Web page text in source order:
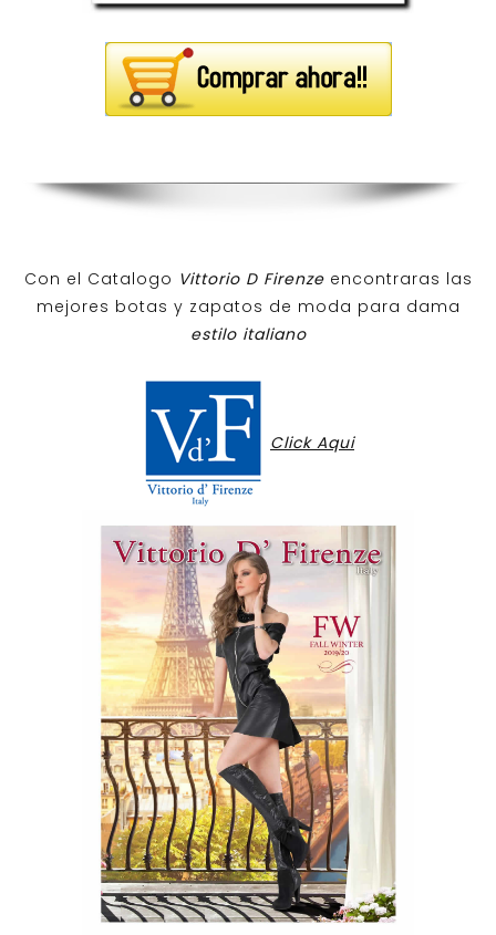
Con el Catalogo Vittorio D Firenzeencontraras las
mejores botas y zapatos de moda para dama
estilo italiano
Click Aqui